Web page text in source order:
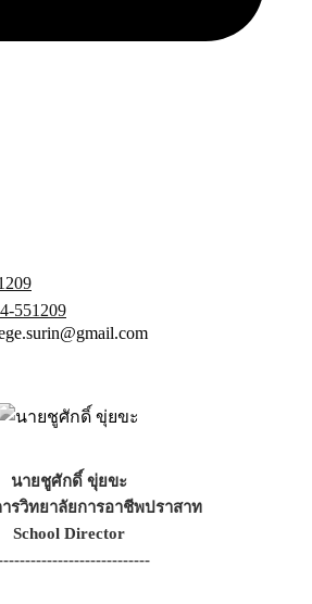
551209
นายชูศักดิ์ ขุ่ยขะ
รวิทยาลัยการอาชีพปราสาท
School Director